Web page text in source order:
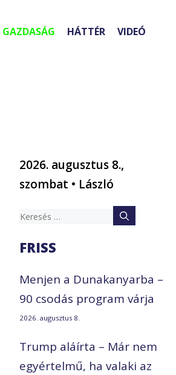
GAZDASÁG HÁTTÉR VIDEÓ
2026. augusztus 8.,
szombat • László
Keresés:
FRISS
Menjen a Dunakanyarba –
90 csodás program várja
2026. augusztus 8.
Trump aláírta – Már nem
egyértelmű, ha valaki az